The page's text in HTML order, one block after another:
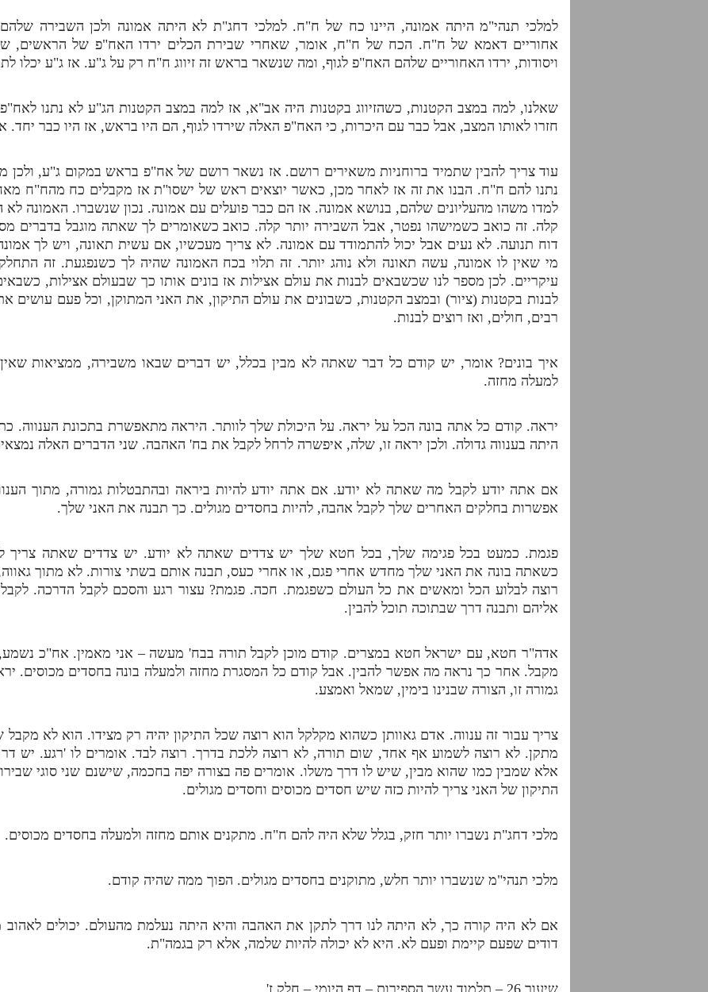
למלכי תנהי"מ היתה אמונה, היינו כח של ח"ח. למלכי דחג"ת לא היתה אמונה ולכן השבירה
אחוריים דאמא של ח"ח. הכח של ח"ח, אומר, שאחרי שבירת הכלים ירדו האח"פ של הראשים,
ויסודות, ירדו האחוריים שלהם האח"פ לגוף, ומה שנשאר בראש זה זיווג ח"ח רק על ג"ע. אז ג"ע יכלו
שאלנו, למה במצב הקטנות, כשהזיווג בקטנות היה אב"א, אז למה במצב הקטנות הג"ע לא נתנו
חזרו לאותו המצב, אבל כבר עם היכרות, כי האח"פ האלה שירדו לגוף, הם היו בראש, אז היו כבר יחד.
עוד צריך להבין שתמיד ברוחניות משאירים רושם. אז נשאר רושם של אח"פ בראש במקום ג"ע,
נתנו להם ח"ח. הבנו את זה אז לאחר מכן, כאשר יוצאים ראש של ישסו"ת אז מקבלים כח מהח"ח
למדו משהו מהעליונים שלהם, בנושא אמונה. אז הם כבר פועלים עם אמונה. נכון שנשברו. האמונה
קלה. זה כואב כשמישהו נפטר, אבל השבירה יותר קלה. כואב כשאומרים לך שאתה מוגבל בדברים
דוח תנועה. לא נעים אבל יכול להתמודד עם אמונה. לא צריך מעכשיו, אם עשית תאונה, ויש לך
מי שאין לו אמונה, עשה תאונה ולא נוהג יותר. זה תלוי בכח האמונה שהיה לך כשנפגעת. זה
עיקריים. לכן מספר לנו שכשבאים לבנות את עולם אצילות אז בונים אותו כך שבעולם אצילות,
לבנות בקטנות (ציור) ובמצב הקטנות, כשבונים את עולם התיקון, את האני המתוקן, וכל פעם עושים
רבים, חולים, ואז רוצים לבנות.
איך בונים? אומר, יש קודם כל דבר שאתה לא מבין בכלל, יש דברים שבאו משבירה, ממציאות
למעלה מחזה.
יראה. קודם כל אתה בונה הכל על יראה. על היכולת שלך לוותר. היראה מתאפשרת בתכונת הענווה.
היתה בענווה גדולה. ולכן יראה זו, שלה, איפשרה לרחל לקבל את בח' האהבה. שני הדברים האלה
אם אתה יודע לקבל מה שאתה לא יודע. אם אתה יודע להיות ביראה ובהתבטלות גמורה, מתוך
אפשרות בחלקים האחרים שלך לקבל אהבה, להיות בחסדים מגולים. כך תבנה את האני שלך.
פגמת. כמעט בכל פגימה שלך, בכל חטא שלך יש צדדים שאתה לא יודע. יש צדדים שאתה צריך
כשאתה בונה את האני שלך מחדש אחרי פגם, או אחרי כעס, תבנה אותם בשתי צורות. לא מתוך גאווה,
רוצה לבלוע הכל ומאשים את כל העולם כשפגמת. חכה. פגמת? עצור רגע והסכם לקבל הדרכה.
אליהם ותבנה דרך שבתוכה תוכל להבין.
אדה"ר חטא, עם ישראל חטא במצרים. קודם מוכן לקבל תורה בבח' מעשה – אני מאמין. אח"כ
מקבל. אחר כך נראה מה אפשר להבין. אבל קודם כל המסגרת מחזה ולמעלה בונה בחסדים מכוסים.
גמורה זו, הצורה שבנינו בימין, שמאל ואמצע.
צריך עבור זה ענווה. אדם גאוותן כשהוא מקלקל הוא רוצה שכל התיקון יהיה רק מצידו. הוא לא מקבל
מתקן. לא רוצה לשמוע אף אחד, שום תורה, לא רוצה ללכת בדרך. רוצה לבד. אומרים לו 'רגע. יש
אלא שמבין כמו שהוא מבין, שיש לו דרך משלו. אומרים פה בצורה יפה בחכמה, שישנם שני סוגי
התיקון של האני צריך להיות כזה שיש חסדים מכוסים וחסדים מגולים.
מלכי דחג"ת נשברו יותר חזק, בגלל שלא היה להם ח"ח. מתקנים אותם מחזה ולמעלה בחסדים מכוסים.
מלכי תנהי"מ שנשברו יותר חלש, מתוקנים בחסדים מגולים. הפוך ממה שהיה קודם.
אם לא היה קורה כך, לא היתה לנו דרך לתקן את האהבה והיא היתה נעלמת מהעולם. יכולים
דודים שפעם קיימת ופעם לא. היא לא יכולה להיות שלמה, אלא רק בגמה"ת.
שיעור 26 – תלמוד עשר הספירות – דף היומי – חלק ז'